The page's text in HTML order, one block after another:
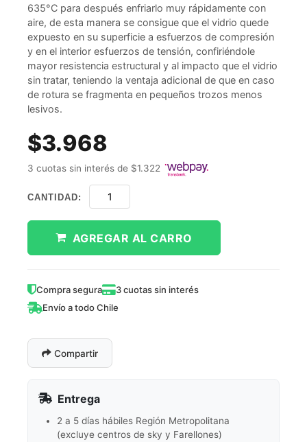
635°C para después enfriarlo muy rápidamente con
aire, de esta manera se consigue que el vidrio quede
expuesto en su superficie a esfuerzos de compresión
y en el interior esfuerzos de tensión, confiriéndole
mayor resistencia estructural y al impacto que el vidrio
sin tratar, teniendo la ventaja adicional de que en caso
de rotura se fragmenta en pequeños trozos menos
lesivos.
$3.968
3 cuotas sin interés de $1.322
CANTIDAD:
AGREGAR AL CARRO
Compra segura
3 cuotas sin interés
Envío a todo Chile
Compartir
Entrega
2 a 5 días hábiles Región Metropolitana
(excluye centros de sky y Farellones)